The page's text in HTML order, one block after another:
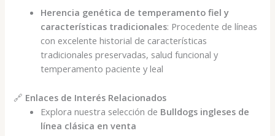
Herencia genética de temperamento fiel y
características tradicionales: Procedente de líneas
con excelente historial de características
tradicionales preservadas, salud funcional y
temperamento paciente y leal
🔗 Enlaces de Interés Relacionados
Explora nuestra selección de Bulldogs ingleses de
línea clásica en venta